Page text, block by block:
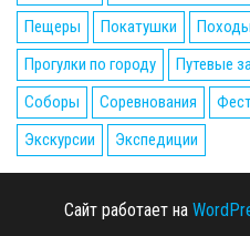
Пещеры
Покатушки Походы
Прогулки по городу
Путевые
Соборы
Соревнования
Экскурсии
Экспедиции
Сайт работает на